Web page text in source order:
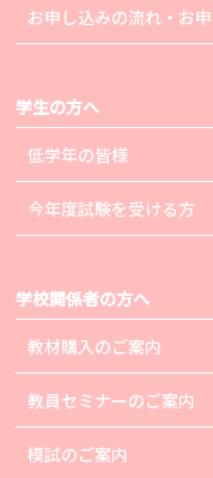
お申し込みの流れ・お
学生の方へ
低学年の皆様
今年度試験を受ける方
学校関係者の方へ
教材購入のご案内
教員セミナーのご案内
模試のご案内